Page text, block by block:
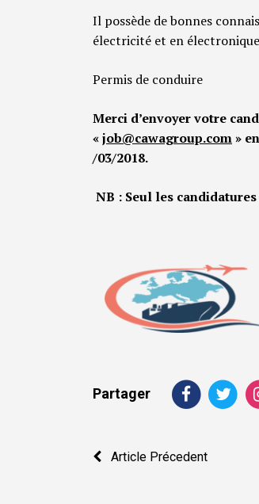
Il possède de bonnes
électricité et en
Permis de conduire
Merci d’envoyer votre
«job@cawagroup.com »
/03/2018.
NB : Seul les
Partager
Navigation
Article Précedent